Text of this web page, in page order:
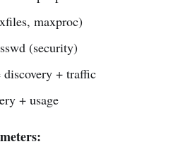
maxproc)
(security)
+ traffic
+ usage